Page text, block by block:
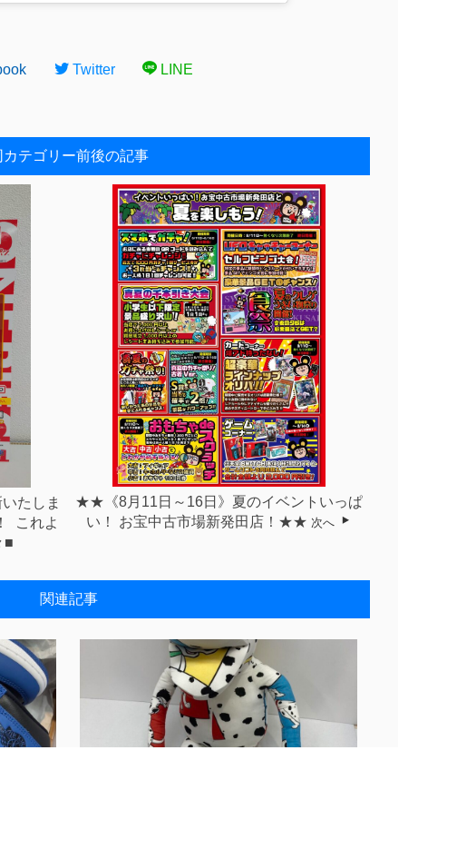
Twitter LINE
カテゴリー前後の記事
たしま
これよ
■
★★《8月11日～16日》夏のイベントいっぱ
い！ お宝中古市場新発田店！★★ 次へ
関連記事